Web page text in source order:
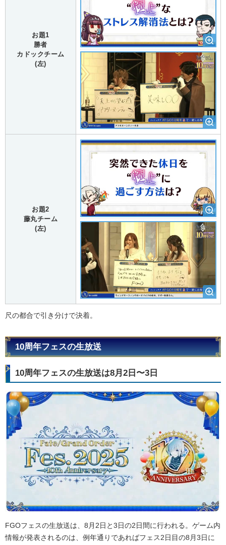
お題1
勝者
カドックチーム
(左)
お題2
藤丸チーム
(左)
尺の都合で引き分けで決着。
10周年フェスの生放送
10周年フェスの生放送は8月2日〜3日
FGOフェスの生放送は、8月2日と3日の2日間に行われる。ゲーム内
情報が発表されるのは、例年通りであればフェス2日目の8月3日に